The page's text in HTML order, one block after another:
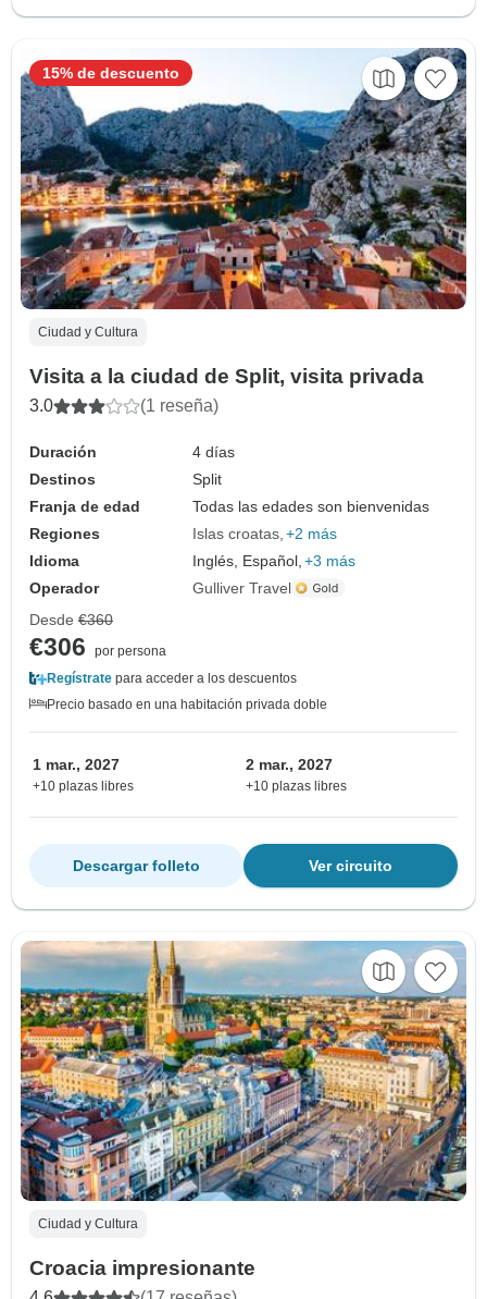
Ciudad y Cultura
Visita a la ciudad de Split, visita privada
3.0 (1 reseña)
Duración
4 días
Destinos
Split
Franja de edad
Todas las edades son bienvenidas
Regiones
Islas croatas +2 más
Idioma
Inglés, Español, +3 más
Operador
Gulliver Travel
15% de descuento
Desde €360
€306
por persona
Regístrate para acceder a los descuentos
Precio basado en una habitación privada doble
1 mar., 2027
+10 plazas libres
2 mar., 2027
+10 plazas libres
Ver circuito
Descargar folleto
Ciudad y Cultura
Croacia impresionante